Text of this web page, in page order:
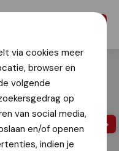
via cookies meer
browser en
volgende
op
van social media,
en/of openen
indien je